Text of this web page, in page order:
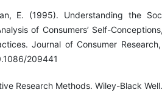
E. (1995). Understanding the
of Consumers’ Self-
Journal of Consumer
209441
Research Methods. Wiley-Black Well.